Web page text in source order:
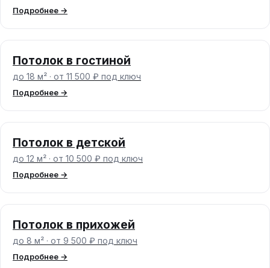
Подробнее →
Потолок в гостиной
до 18 м² · от 11 500 ₽ под ключ
Подробнее →
Потолок в детской
до 12 м² · от 10 500 ₽ под ключ
Подробнее →
Потолок в прихожей
до 8 м² · от 9 500 ₽ под ключ
Подробнее →